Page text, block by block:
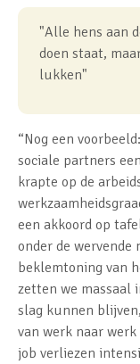
"Alle hens aan
doen staat,
lukken"
“Nog een
sociale partners
krapte op de
een akkoord op
onder de wervende
beklemtoning van
zetten we massaal
slag kunnen
van werk naar
job verliezen